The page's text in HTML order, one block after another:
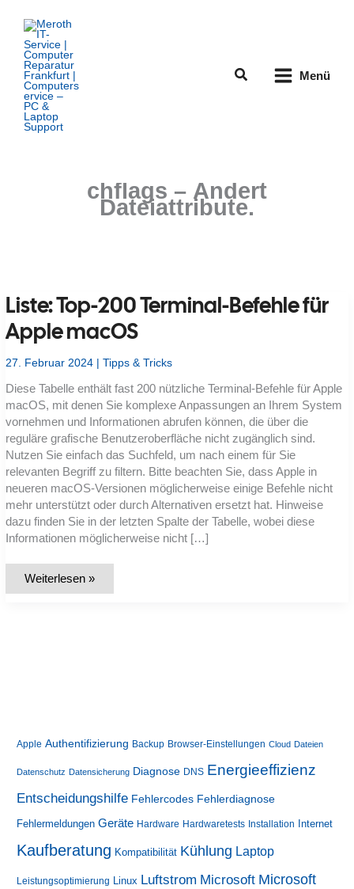
Inhalt
springen
Suchen Menü
chflags – Ändert
Dateiattribute.
Liste: Top-200 Terminal-Befehle für
Apple macOS
27. Februar 2024 |Tipps & Tricks
Diese Tabelle enthält fast 200 nützliche Terminal-Befehle für Apple
macOS, mit denen Sie komplexe Anpassungen an Ihrem System
vornehmen und Informationen abrufen können, die über die
reguläre grafische Benutzeroberfläche nicht zugänglich sind.
Nutzen Sie einfach das Suchfeld, um nach einem für Sie
relevanten Begriff zu filtern. Bitte beachten Sie, dass Apple in
neueren macOS-Versionen möglicherweise einige Befehle nicht
mehr unterstützt oder durch Alternativen ersetzt hat. Hinweise
dazu finden Sie in der letzten Spalte der Tabelle, wobei diese
Informationen möglicherweise nicht […]
Liste:
Weiterlesen »
Apple Authentifizierung Backup Browser-Einstellungen Cloud Dateien
Datenschutz Datensicherung Diagnose DNS Energieeffizienz
Entscheidungshilfe Fehlercodes Fehlerdiagnose
Fehlermeldungen Geräte Hardware Hardwaretests Installation Internet
Kaufberatung Kompatibilität Kühlung Laptop
Leistungsoptimierung Linux Luftstrom Microsoft Microsoft